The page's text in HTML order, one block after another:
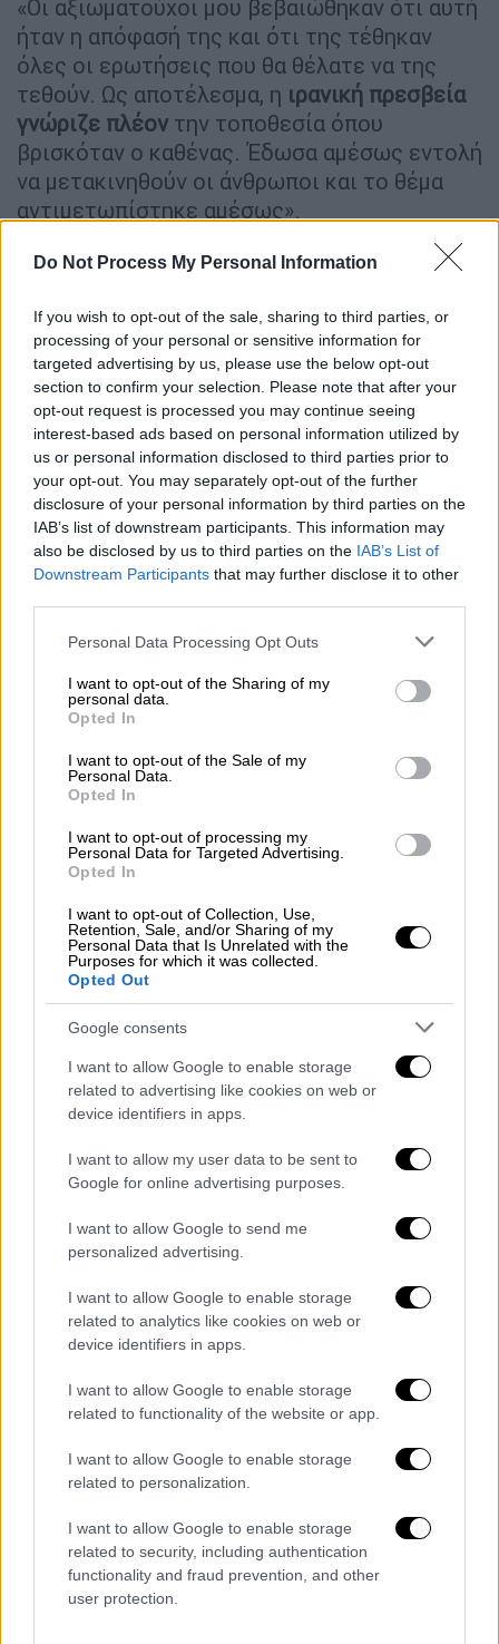
Do Not Process My Personal Information
If you wish to opt-out of the sale, sharing to third parties, or
processing of your personal or sensitive information for
targeted advertising by us, please use the below opt-out
section to confirm your selection. Please note that after your
opt-out request is processed you may continue seeing
interest-based ads based on personal information utilized by
us or personal information disclosed to third parties prior to
your opt-out. You may separately opt-out of the further
disclosure of your personal information by third parties on the
IAB’s list of downstream participants. This information may
also be disclosed by us to third parties on the IAB’s List of
Downstream Participants that may further disclose it to other
Please note that this website/app uses one or more Google
not limited to your visit or usage behaviour. You may click to
grant or deny consent to Google and its third-party tags to
use your data for below specified purposes in below Google
consent section.
Personal Data Processing Opt Outs
I want to opt-out of the Sharing of my
personal data.
Opted In
I want to opt-out of the Sale of my
Personal Data.
Opted In
I want to opt-out of processing my
Personal Data for Targeted Advertising.
Opted In
I want to opt-out of Collection, Use,
Retention, Sale, and/or Sharing of my
Personal Data that Is Unrelated with the
Purposes for which it was collected.
Opted Out
Google consents
I want to allow Google to enable storage
related to advertising like cookies on web or
device identifiers in apps.
I want to allow my user data to be sent to
Google for online advertising purposes.
I want to allow Google to send me
personalized advertising.
I want to allow Google to enable storage
related to analytics like cookies on web or
device identifiers in apps.
I want to allow Google to enable storage
related to functionality of the website or app.
I want to allow Google to enable storage
related to personalization.
I want to allow Google to enable storage
related to security, including authentication
functionality and fraud prevention, and other
user protection.
«Οι αξιωματούχοι μου βεβαιώθηκαν ότι αυτή
ήταν η απόφασή της και ότι της τέθηκαν
όλες οι ερωτήσεις που θα θέλατε να της
τεθούν. Ως αποτέλεσμα, η ιρανική πρεσβεία
γνώριζε πλέον την τοποθεσία όπου
βρισκόταν ο καθένας. Έδωσα αμέσως εντολή
να μετακινηθούν οι άνθρωποι και το θέμα
αντιμετωπίστηκε αμέσως».
Οι αθλήτριες στις οποίες η κυβέρνηση
θα έχουν πρόσβαση σε «όλο το φάσμα των
υπηρεσιών και πρόσθετη υποστήριξη »,
δήλωσε ο Μπερκ. Αυτό περιλαμβάνει
υποστήριξη για την εκμάθηση της αγγλικής
γλώσσας και την εύρεση εργασίας, καθώς και
πρόσβαση στην εκπαίδευση και την
κατάρτιση.
Αυτή τη στιγμή, οι έξι αθλήτριεςέχουν
μεταφερθεί σε προστατευμένο περιβάλλον
αποστολής έφυγαν από το Σίδνεϊ το βράδυ
της Τρίτης, με τελευταίο καταγεγραμμένο
σταθμό τους το αεροδρόμιο της Κουάλα
Two people, one player and one
to stay in Australia & I signed the
paperwork for them to be issued with
humanitarian visas which were
processed overnight.
— Tony Burke (@Tony_Burke)
10, 2026
Αν και τα στοιχεία της γυναίκας που
άλλαξε
γνώμη δεν δημοσιοποιήθηκαν, ο υπουργός
είχε διευκρινίσει νωρίτερα πως ανάμεσα
στα άτομα που ζήτησαν άσυλο
περιλαμβάνονταν μία παίκτρια και ένα
φωτογραφικό υλικό των επτά γυναικών είχε
αναρτηθεί στα κοινωνικά δίκτυα του
υπουργού την Τετάρτη.
«Σας περιμένουμε με ανοιχτή
Υπήρχαν φόβοι για το τι θα αντιμετωπίσουν
οι γυναίκες αν επιστρέψουν στο Ιράν, αφού
κρατικά μέσα ενημέρωσης τις είχαν
τραγούδησαν τον εθνικό ύμνο πριν από
αγώνα την περασμένη εβδομάδα.
Χθες το βράδυ, (10/03) το